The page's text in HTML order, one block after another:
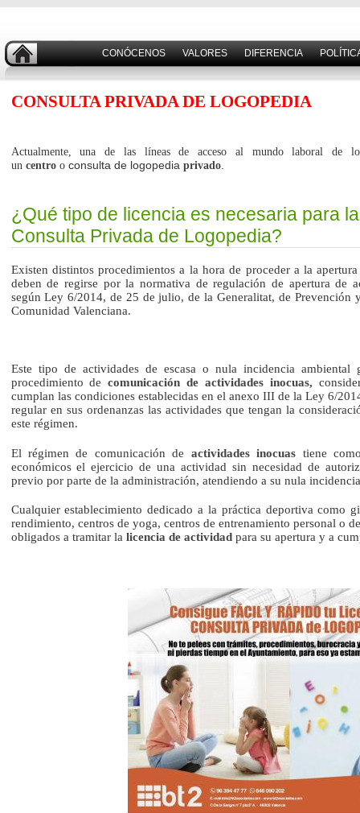
CONÓCENOS VALORES DIFERENCIA
CONSULTA PRIVADA DE LOGOPEDIA
Actualmente, una de las líneas de acceso al mundo laboral de
un centroo consulta de logopedia privado.
¿Qué tipo de licencia es necesaria para
Consulta Privada de Logopedia?
Existen distintos procedimientos a la hora de proceder a la
deben de regirse por la normativa de regulación de apertura de
según Ley 6/2014, de 25 de julio, de la Generalitat, de Prevención
Comunidad Valenciana.
Este tipo de actividades de escasa o nula incidencia ambiental
procedimiento decomunicación de actividades inocuas,
cumplan las condiciones establecidas en el anexo III de la Ley 6/
regular en sus ordenanzas las actividades que tengan la
este régimen.
El régimen de comunicación de actividades inocuas tiene
económicos el ejercicio de una actividad sin necesidad de
previo por parte de la administración, atendiendo a su nula
Cualquier establecimiento dedicado a la práctica deportiva como
rendimiento, centros de yoga, centros de entrenamiento personal o
obligados a tramitar la licencia de actividadpara su apertura y a